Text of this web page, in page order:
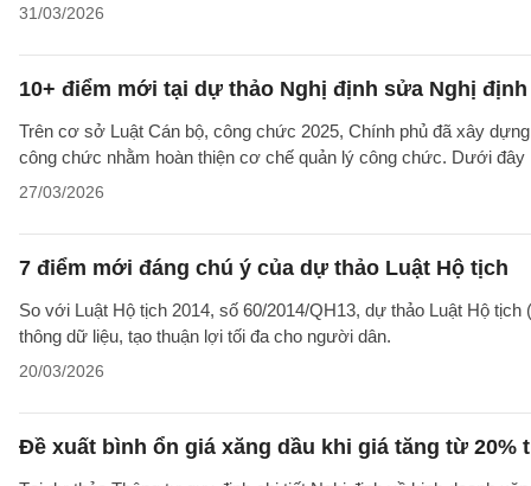
31/03/2026
10+ điểm mới tại dự thảo Nghị định sửa Nghị
Trên cơ sở Luật Cán bộ, công chức 2025, Chính phủ đã xây
công chức nhằm hoàn thiện cơ chế quản lý công chức. Dưới
27/03/2026
7 điểm mới đáng chú ý của dự thảo Luật Hộ tịch
So với Luật Hộ tịch 2014, số 60/2014/QH13, dự thảo Luật Hộ
thông dữ liệu, tạo thuận lợi tối đa cho người dân.
20/03/2026
Đề xuất bình ổn giá xăng dầu khi giá tăng từ 20%